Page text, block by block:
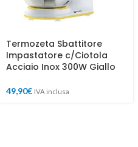
Termozeta Sbattitore
Impastatore c/Ciotola
Acciaio Inox 300W Giallo
49,90€ IVA inclusa